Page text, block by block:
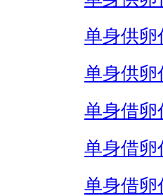
单身供卵
单身供卵
单身借卵
单身借卵
单身借卵